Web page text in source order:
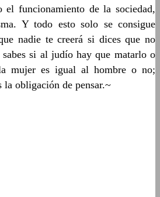
el funcionamiento de la sociedad,
Y todo esto solo se consigue
nadie te creerá si dices que no
si al judío hay que matarlo o
mujer es igual al hombre o no;
la obligación de pensar.~